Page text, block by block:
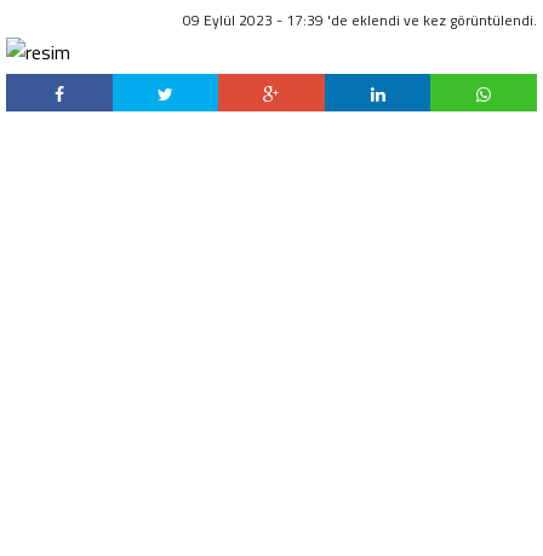
09 Eylül 2023 - 17:39 'de eklendi ve kez görüntülendi.